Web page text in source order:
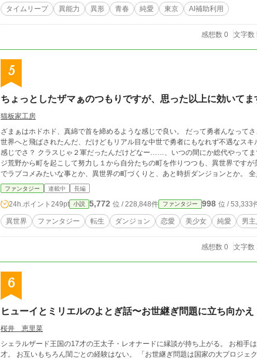
希美を守るため。 仲間を守るため。 世界を守るため。 そして── 救われるべき“誰か”の祈りに応えるため。 剛と希
美が辿り着く未来は、破滅か、救済か。 それとも── 二人がずっと夢に見てきた“楽園”なのか。 これは、誰かを救
する自治体、施設等が物語に登場することがありますが、あ
現の検出、ストーリー間における矛盾点の指摘に利用してい
タイムリープ 異能力 異形 青春 純愛 東京 AI補助利用
感想数 0 文字数
5
ちょっとしたザマぁのつもりですが、思った以上に効いてま
猫板家工房
ざまぁはホドホド、真綿で首を締めるような感じで良い。 だって勇者んなってさ、死ぬとか怖いじ
世界へと飛ばされたんだ、だけどもリアル目な中世で勇者にもなれず不遇なス
感じでさ？ クラスじゃ２軍だったんだけどなー……、いつの間にか総代やってますわ。 スキルは弱いが異世界が俺にはまっ
ジ荒野から町を起こして努力し１から自分たちの町を作りつつも、異世界です
でラブコメみたいな事とか、異世界の町づくりと、あと時折ダンジョンとか。 全員その日暮らしの貧乏生活ですが結構充実してま
す。 クラスで異世界生活バラエティーが当てはまります。そこの元締めやらせ
ファンタジー 連載中 長編
24h.ポイント 249pt 小説 5,772 位 / 228,848件 ファンタジー 998 位 / 53,333
異世界 ファンタジー 転生 ダンジョン 恋愛 美少女 純愛 男
感想数 0 文字数
6
ヒューイとミリエルのよとぎ話〜お世継ぎ問題に立ち向か
桜井 恵里菜
シェラルザード王国の17才の王太子・レオナードに縁談が持ち上がる。 お相手はユーラル王国の王女・ティファーナ=セシル、16
才。 お互いもちろん閨ごとの経験はない。 「お世継ぎ問題は国家の大プロジェクトですのよ！」 メイド長のスーザの指示のもと、レ